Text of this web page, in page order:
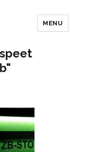
MENU